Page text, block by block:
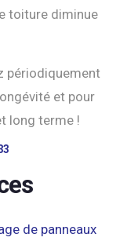
toiture diminue
périodiquement
et pour
long terme !
de panneaux